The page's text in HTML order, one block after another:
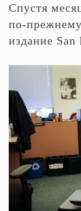
Спустя
по-
издание